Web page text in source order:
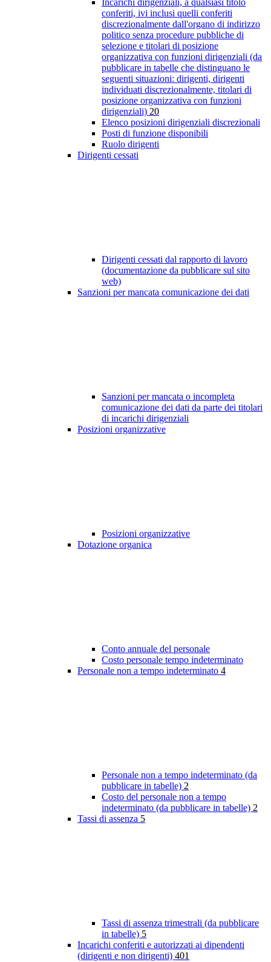
Incarichi dirigenziali, a qualsiasi titolo
conferiti, ivi inclusi quelli conferiti
discrezionalmente dall'organo di indirizzo
politico senza procedure pubbliche di
selezione e titolari di posizione
organizzativa con funzioni dirigenziali (da
pubblicare in tabelle che distinguano le
seguenti situazioni: dirigenti, dirigenti
individuati discrezionalmente, titolari di
posizione organizzativa con funzioni
dirigenziali) 20
Elenco posizioni dirigenziali discrezionali
Posti di funzione disponibili
Ruolo dirigenti
Dirigenti cessati
Dirigenti cessati dal rapporto di lavoro
(documentazione da pubblicare sul sito
web)
Sanzioni per mancata comunicazione dei dati
Sanzioni per mancata o incompleta
comunicazione dei dati da parte dei titolari
di incarichi dirigenziali
Posizioni organizzative
Posizioni organizzative
Dotazione organica
Conto annuale del personale
Costo personale tempo indeterminato
Personale non a tempo indeterminato 4
Personale non a tempo indeterminato (da
pubblicare in tabelle) 2
Costo del personale non a tempo
indeterminato (da pubblicare in tabelle) 2
Tassi di assenza 5
Tassi di assenza trimestrali (da pubblicare
in tabelle) 5
Incarichi conferiti e autorizzati ai dipendenti
(dirigenti e non dirigenti) 401